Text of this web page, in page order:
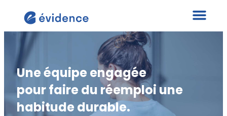
Une équipe engagée
pour faire du réemploi une
habitude durable.